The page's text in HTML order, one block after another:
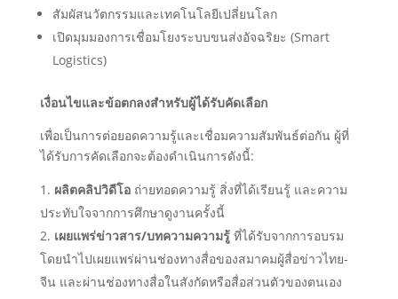
สัมผัสนวัตกรรมและเทคโนโลยีเปลี่ยนโลก
เปิดมุมมองการเชื่อมโยงระบบขนส่งอัจฉริยะ (Smart
Logistics)
เงื่อนไขและข้อตกลงสำหรับผู้ได้รับคัดเลือก
เพื่อเป็นการต่อยอดความรู้และเชื่อมความสัมพันธ์ต่อกัน ผู้ที่
ได้รับการคัดเลือกจะต้องดำเนินการดังนี้:
ผลิตคลิปวิดีโอถ่ายทอดความรู้ สิ่งที่ได้เรียนรู้ และความ
ประทับใจจากการศึกษาดูงานครั้งนี้
เผยแพร่ข่าวสาร/บทความความรู้ที่ได้รับจากการอบรม
โดยนำไปเผยแพร่ผ่านช่องทางสื่อของสมาคมผู้สื่อข่าวไทย-
จีน และผ่านช่องทางสื่อในสังกัดหรือสื่อส่วนตัวของตนเอง